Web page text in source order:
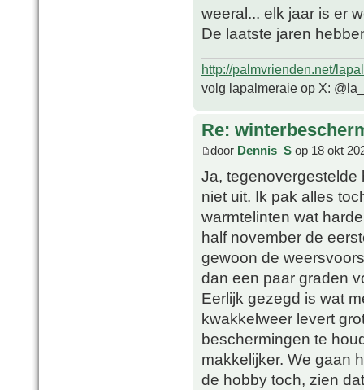
weeral... elk jaar is er
De laatste jaren
http://palmvrienden.net/
volg lapalmeraie op X:
Re:
door Dennis_S op 18 okt
Ja, tegenovergestelde
niet uit. Ik pak alles
warmtelinten wat
half november de
gewoon de
dan een paar graden
Eerlijk gezegd is wat
kwakkelweer levert
beschermingen te
makkelijker. We gaan
de hobby toch, zien